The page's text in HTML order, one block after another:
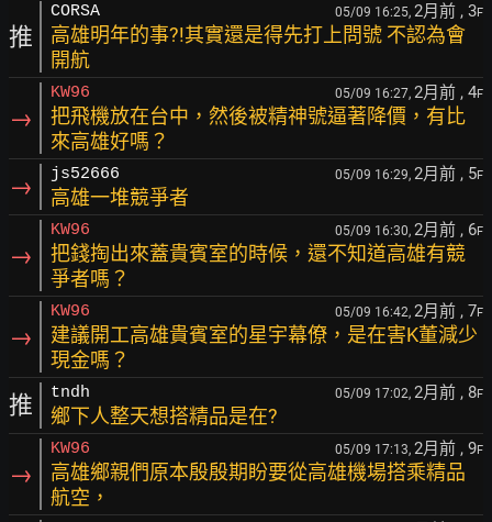
推
CORSA 05/09 16:25, 2月前 , 3F
高雄明年的事?!其實還是得先打上問號 不認為會
開航
→
KW96 05/09 16:27, 2月前 , 4F
把飛機放在台中，然後被精神號逼著降價，有比
來高雄好嗎？
→ js52666 05/09 16:29, 2月前 , 5F
高雄一堆競爭者
→
KW96 05/09 16:30, 2月前 , 6F
把錢掏出來蓋貴賓室的時候，還不知道高雄有競
爭者嗎？
→
KW96 05/09 16:42, 2月前 , 7F
建議開工高雄貴賓室的星宇幕僚，是在害K董減少
現金嗎？
推 tndh 05/09 17:02, 2月前 , 8F
鄉下人整天想搭精品是在?
→
KW96 05/09 17:13, 2月前 , 9F
高雄鄉親們原本殷殷期盼要從高雄機場搭乘精品
航空，